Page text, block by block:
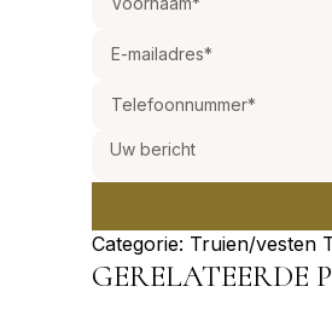
Categorie: Truien/vesten
GERELATEERDE